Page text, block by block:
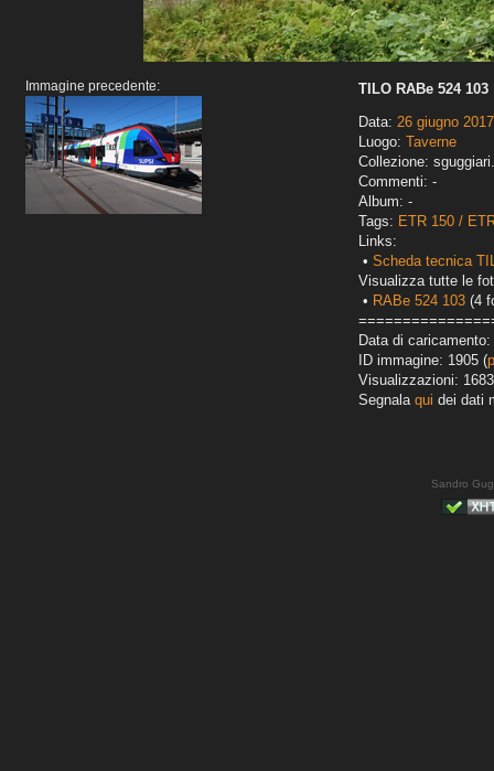
Immagine precedente:
TILO RABe 524 103
Data: 26 giugno 2017
Luogo: Taverne
Collezione:
Commenti: -
Album: -
Tags: ETR 150 /
Links:
• Scheda tecnica
Visualizza tutte le
• RABe 524 103 (4
Data di
ID immagine: 1905 (
Visualizzazioni: 1683
Segnala qui dei dati
Sandro